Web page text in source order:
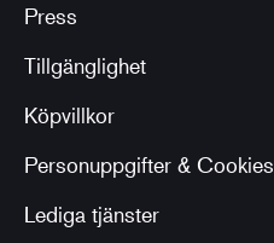
Press
Tillgänglighet
Köpvillkor
Personuppgifter & Cookies
Lediga tjänster